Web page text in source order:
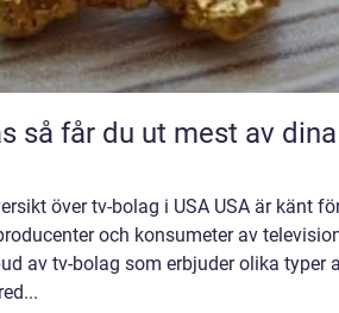
över tv-bolag i USA USA är känt
och konsumeter av
av tv-bolag som erbjuder olika typer